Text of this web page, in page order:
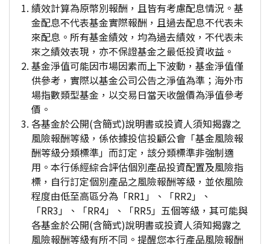
績效計算為原幣別報酬，且皆有考慮配息情況。基
金配息不代表基金實際報酬，且過去配息不代表未
來配息。所有基金績效，均為過去績效，不代表未
來之績效表現，亦不保證基金之最低投資收益。
基金淨值可能因市場因素而上下波動，基金淨值僅
供參考，實際以基金公司公告之淨值為準；海外市
場指數類型基金，以交易日當天收盤價為淨值參考
價。
各基金於公開(含簡式)說明書或投資人須知揭露之
風險報酬等級，係依據投信投顧公會「基金風險報
酬等級分類標準」而訂定，該分類標準非強制適
用。本行係經綜合評估個別產品投資配置及風險指
標，自行訂定個別產品之風險報酬等級，並依風險
程度由低至高區分為「RR1」、「RR2」、
「RR3」、「RR4」、「RR5」五個等級，其可能與
各基金於公開(含簡式)說明書或投資人須知揭露之
風險報酬等級有所不同。提醒您本行產品風險報酬